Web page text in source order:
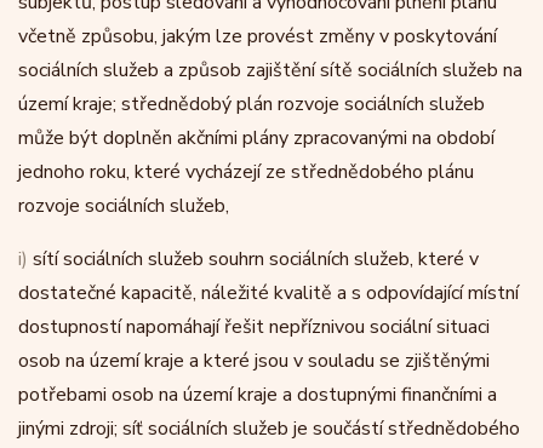
včetně způsobu, jakým lze provést změny v poskytování
sociálních služeb a způsob zajištění sítě sociálních služeb na
území kraje; střednědobý plán rozvoje sociálních služeb
může být doplněn akčními plány zpracovanými na období
jednoho roku, které vycházejí ze střednědobého plánu
rozvoje sociálních služeb,
i) sítí sociálních služeb souhrn sociálních služeb, které v
dostatečné kapacitě, náležité kvalitě a s odpovídající místní
dostupností napomáhají řešit nepříznivou sociální situaci
osob na území kraje a které jsou v souladu se zjištěnými
potřebami osob na území kraje a dostupnými finančními a
jinými zdroji; síť sociálních služeb je součástí střednědobého